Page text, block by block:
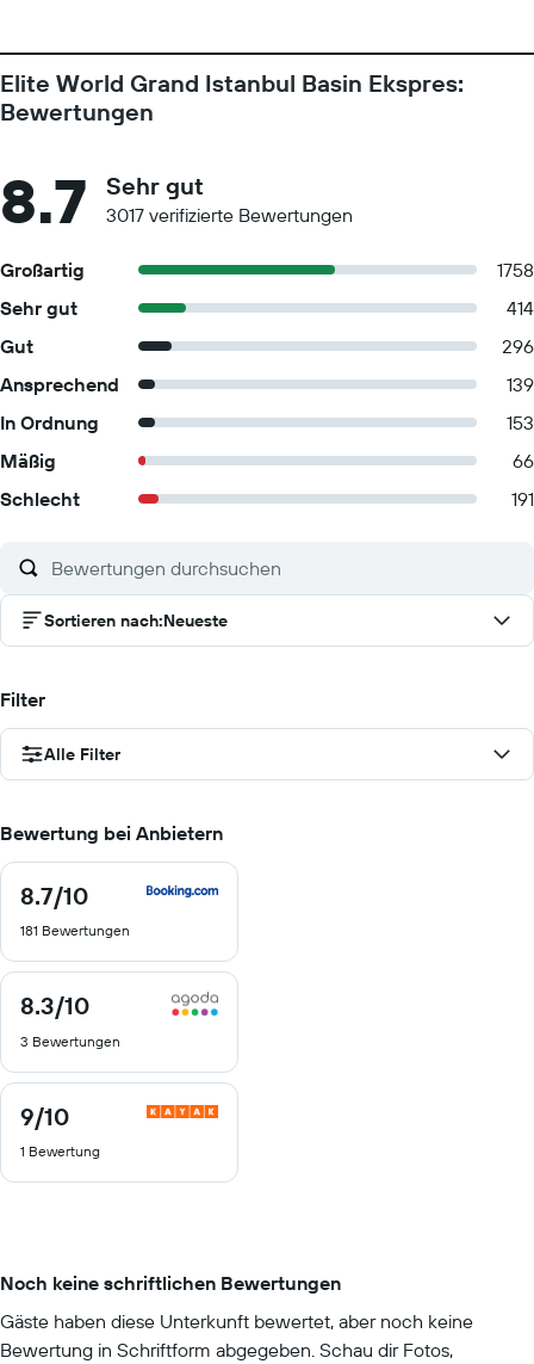
Elite World Grand Istanbul Basin Ekspres:
Bewertungen
8.7 Sehr gut
3017 verifizierte Bewertungen
Großartig
1758
Sehr gut
414
Gut
296
Ansprechend
139
In Ordnung
153
Mäßig
66
Schlecht
191
Sortieren nach:Neueste
Filter
Alle Filter
Bewertung bei Anbietern
8.7/10
8.7
10
181 Bewertungen
8.3/10
8.3
10
3 Bewertungen
9/10
9
von
10
1 Bewertung
Noch keine schriftlichen Bewertungen
Gäste haben diese Unterkunft bewertet, aber noch keine
Bewertung in Schriftform abgegeben. Schau dir Fotos,